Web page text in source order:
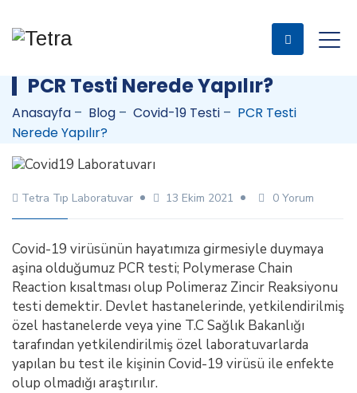
PCR Testi Nerede Yapılır?
Anasayfa – Blog – Covid-19 Testi – PCR Testi
Nerede Yapılır?
Tetra Tıp Laboratuvar 13 Ekim 2021 0 Yorum
Covid-19 virüsünün hayatımıza girmesiyle duymaya
aşina olduğumuz PCR testi; Polymerase Chain
Reaction kısaltması olup Polimeraz Zincir Reaksiyonu
testi demektir. Devlet hastanelerinde, yetkilendirilmiş
özel hastanelerde veya yine T.C Sağlık Bakanlığı
tarafından yetkilendirilmiş özel laboratuvarlarda
yapılan bu test ile kişinin Covid-19 virüsü ile enfekte
olup olmadığı araştırılır.